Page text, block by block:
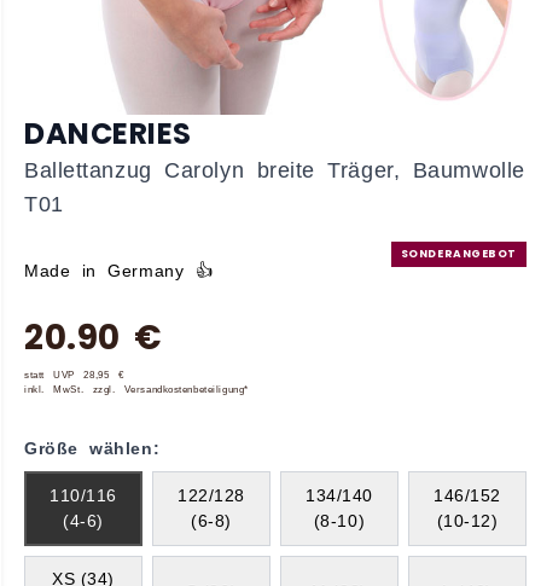
SONDERANGEBOT
DANCERIES
Ballettanzug Carolyn breite Träger, Baumwolle
T01
Made in Germany 👍
20.90 €
statt UVP 28,95 €
inkl. MwSt. zzgl. Versandkostenbeteiligung*
Größe wählen:
110/116
(4-6)
122/128
(6-8)
134/140
(8-10)
146/152
(10-12)
XS (34)